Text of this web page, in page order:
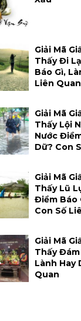
Giải Mã
Thấy Đi
Báo Gì,
Liên Quan
Giải Mã
Thấy Lội
Nước
Dữ? Con
Giải Mã
Thấy Lũ
Điềm Báo
Con Số
Giải Mã
Thấy
Lành Hay
Quan